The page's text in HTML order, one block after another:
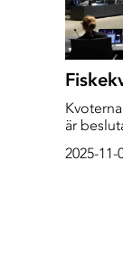
är
2025-11-